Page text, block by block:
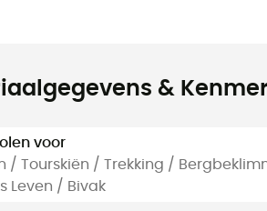
&
voor
/ Tourskiën / Trekking /
Leven / Bivak